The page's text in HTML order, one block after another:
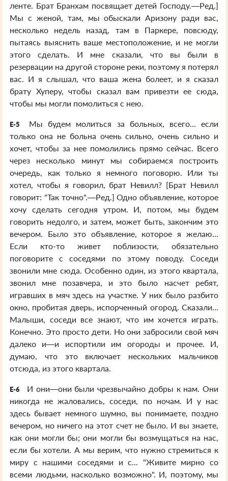
ленте. Брат Бранхам посвящает детей Господу.—Ред.]
Мы с женой, там, мы обыскали Аризону ради вас,
несколько недель назад, там в Паркере, повсюду,
пытаясь выяснить ваше местоположение, и не могли
этого сделать. И мне сказали, что вы были в
резервации на другой стороне реки, поэтому я потерял
вас. И я слышал, что ваша жена болеет, и я сказал
брату Хуперу, чтобы сказал вам привезти ее сюда,
чтобы мы могли помолиться с нею.
E-5
Мы будем молиться за больных, всего... если
только она не больна очень сильно, очень сильно и
хочет, чтобы за нее помолились прямо сейчас. Всего
через несколько минут мы собираемся построить
очередь, как только я немного поговорю. Или ты
хотел, чтобы я говорил, брат Невилл? [Брат Невилл
говорит: "Так точно".—Ред.] Одно объявление, которое
хочу сделать сегодня утром. И, потом, мы будем
говорить недолго, и затем, может быть, закончим это
вечером. Было это объявление, которое я желаю...
Если кто-то живет поблизости, обязательно
поговорите с соседями по этому поводу. Соседи
звонили мне сюда. Особенно один, из этого квартала,
звонил мне позавчера, и это было насчет ребят,
игравших в мяч здесь на участке. У них было разбито
окно, пробитая дверь, испорченный огород. Сказали...
Малыши, соседи все знают, что им хочется играть.
Конечно. Это просто дети. Но они забросили свой мяч
далеко и—и испортили им огороды и прочее. И,
думаю, что это включает нескольких мальчиков
отсюда, из этого квартала.
E-6
И они—они были чрезвычайно добры к нам. Они
никогда не жаловались, соседи, по ночам. И у нас
здесь бывает немного шумно, вы понимаете, поздно
вечером, но ничего на этот счет не было. И вы знаете,
как они могли бы; они могли бы возмущаться на нас,
если бы хотели. А мы верим, что нужно стремиться к
миру с нашими соседями и с... "Живите мирно со
всеми людьми, насколько возможно". И, поэтому, мы